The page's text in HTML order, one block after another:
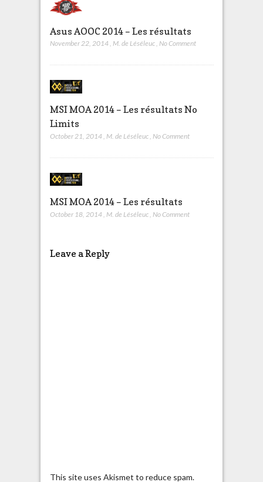
Asus AOOC 2014 – Les résultats
November 22, 2014, M. de Léséleuc, No Comment
MSI MOA 2014 – Les résultats No
Limits
October 21, 2014 M. de Léséleuc No Comment
MSI MOA 2014 – Les résultats
October 18, 2014, M. de Léséleuc, No Comment
Leave a Reply
This site uses Akismet to reduce spam.